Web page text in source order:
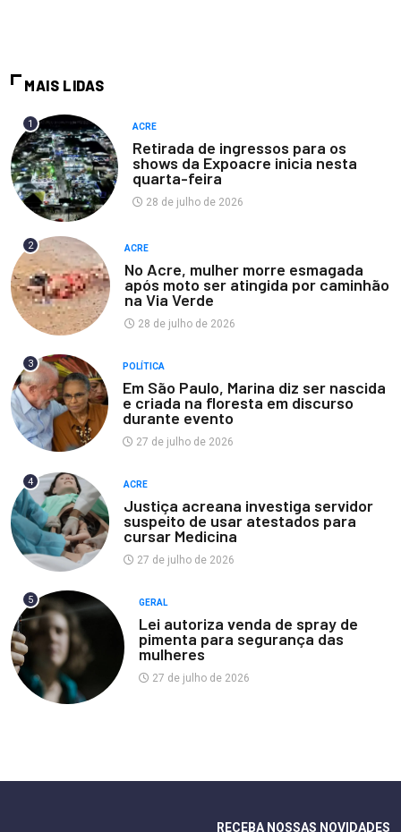
MAIS LIDAS
1 ACRE
Retirada de ingressos para os
shows da Expoacre inicia nesta
quarta-feira
28 de julho de 2026
2 ACRE
No Acre, mulher morre esmagada
após moto ser atingida por caminhão
na Via Verde
28 de julho de 2026
3 POLÍTICA
Em São Paulo, Marina diz ser nascida
e criada na floresta em discurso
durante evento
27 de julho de 2026
4 ACRE
Justiça acreana investiga servidor
suspeito de usar atestados para
cursar Medicina
27 de julho de 2026
5 GERAL
Lei autoriza venda de spray de
pimenta para segurança das
mulheres
27 de julho de 2026
RECEBA NOSSAS NOVIDADES